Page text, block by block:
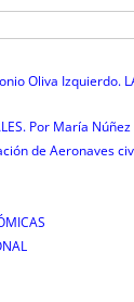
Oliva Izquierdo.
Por María
de Aeronaves